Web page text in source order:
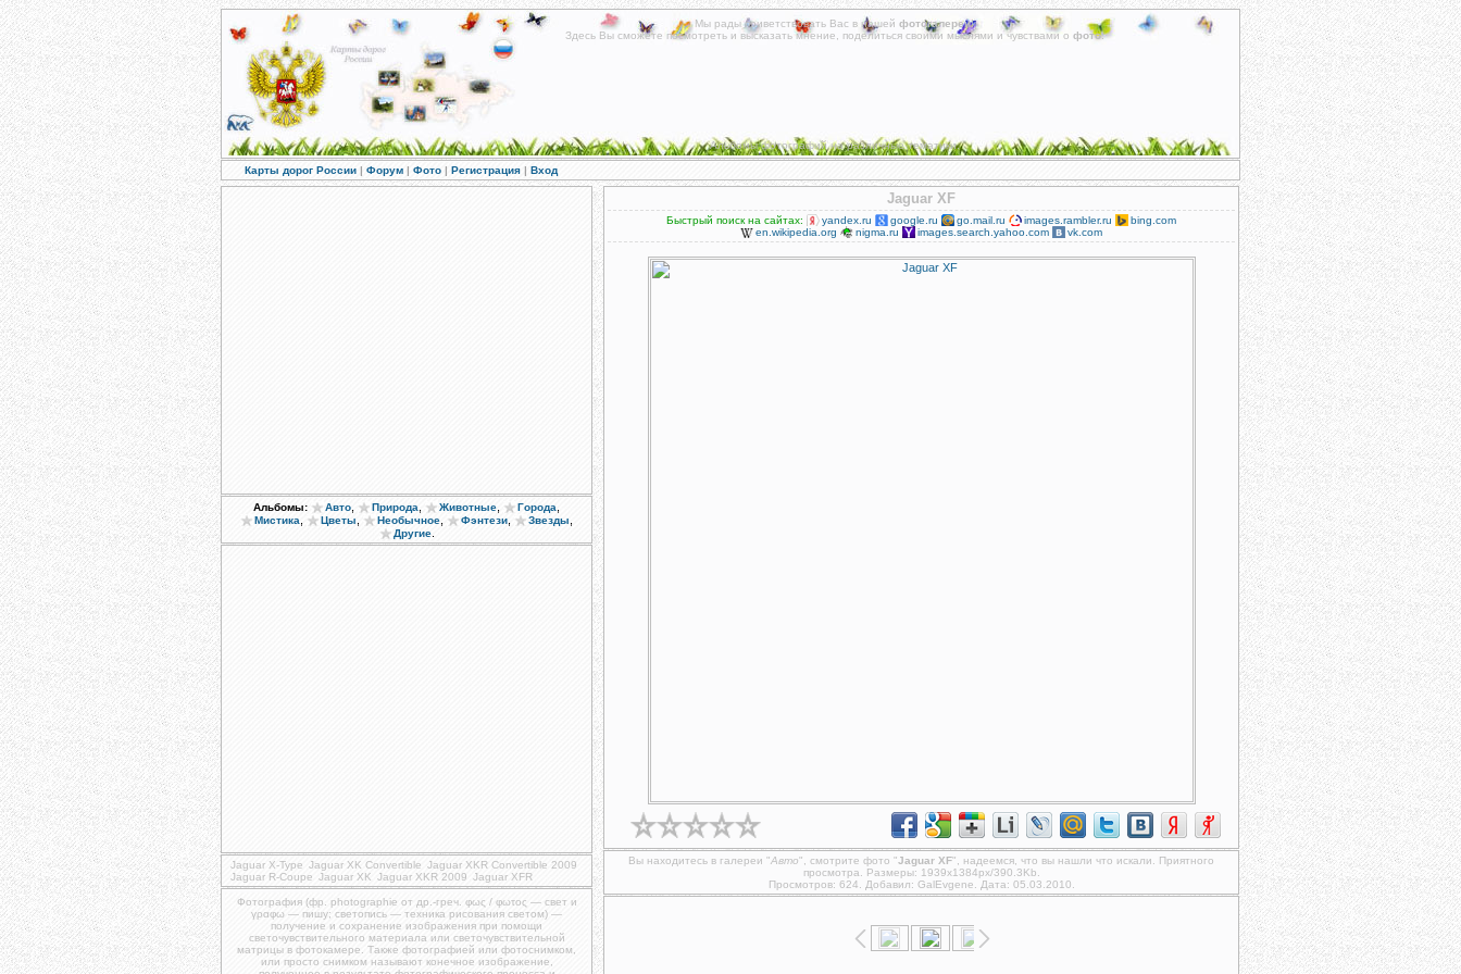
Мы рады приветствовать Вас в нашей фотогалереи!
Здесь Вы сможете посмотреть и высказать мнение, поделиться своими мыслями и чувствами о фото.
Альбомы фотографий на различные тематики.
Карты дорог России | Форум | Фото | Регистрация | Вход
Альбомы: Авто Природа Животные Города
Мистика Цветы Необычное Фэнтези Звезды
Другие.
Jaguar X-Type Jaguar XK Convertible Jaguar XKR Convertible 2009
Jaguar R-Coupe Jaguar XK Jaguar XKR 2009 Jaguar XFR
Фотография (фр. photographie от др.-греч. φως / φωτος — свет и
γραφω — пишу; светопись — техника рисования светом) —
получение и сохранение изображения при помощи
светочувствительного материала или светочувствительной
матрицы в фотокамере. Также фотографией или фотоснимком,
или просто снимком называют конечное изображение,
Jaguar XF
Быстрый поиск на сайтах: yandex.ru google.ru go.mail.ru images.rambler.ru
bing.com
en.wikipedia.org
nigma.ru images.search.yahoo.com vk.com
Вы находитесь в галереи "Авто", смотрите фото "Jaguar XF", надеемся, что вы нашли что искали. Приятного
просмотра. Размеры: 1939x1384px/390.3Kb.
Просмотров: 624. Добавил: GalEvgene . Дата: 05.03.2010.